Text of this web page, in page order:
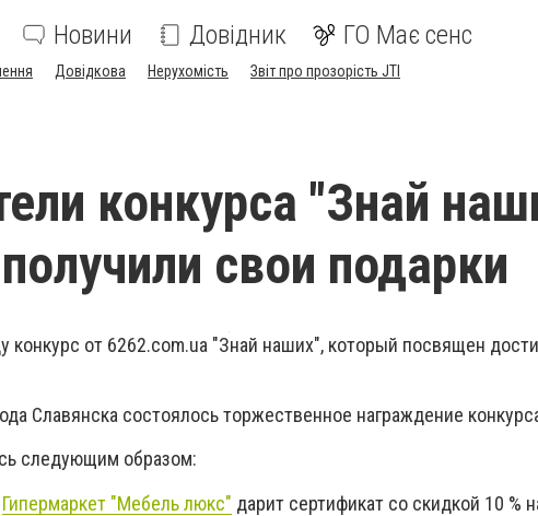
Новини Довідник ГО Має сенс
Довідкова Нерухомість Звіт про прозорість JTI
конкурса "Знай
свои подарки
конкурс от 6262.com.ua "Знай наших", который посвящен
Славянска состоялось торжественное награждение
следующим образом:
Гипермаркет "Мебель люкс" дарит сертификат со скидкой 10 %